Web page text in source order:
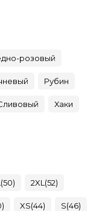
розовый
Рубин
Хаки
2XL(52)
XS(44) S(46)